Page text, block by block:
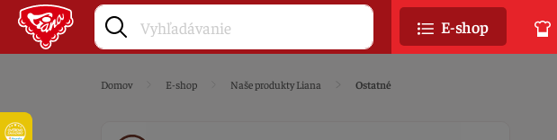
Domov E-shop Naše produkty Liana Ostatné
E-shop